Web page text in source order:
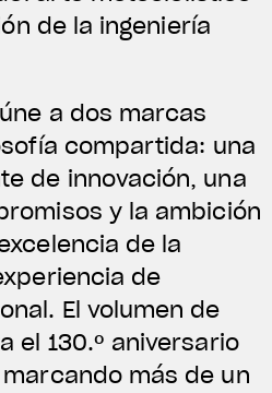
de la ingeniería
a dos marcas
compartida: una
de innovación, una
y la ambición
de la
de
El volumen de
el 130.º aniversario
más de un